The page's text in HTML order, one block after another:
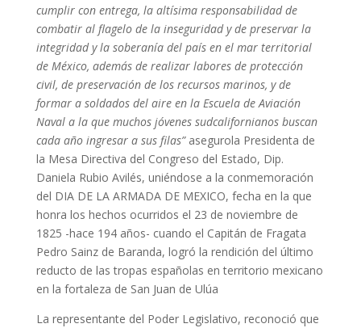
cumplir con entrega, la altísima responsabilidad de
combatir al flagelo de la inseguridad y de preservar la
integridad y la soberanía del país en el mar territorial
de México, además de realizar labores de protección
civil, de preservación de los recursos marinos, y de
formar a soldados del aire en la Escuela de Aviación
Naval a la que muchos jóvenes sudcalifornianos buscan
cada año ingresar a sus filas” asegurola Presidenta de
la Mesa Directiva del Congreso del Estado, Dip.
Daniela Rubio Avilés, uniéndose a la conmemoración
del DIA DE LA ARMADA DE MEXICO, fecha en la que
honra los hechos ocurridos el 23 de noviembre de
1825 -hace 194 años- cuando el Capitán de Fragata
Pedro Sainz de Baranda, logró la rendición del último
reducto de las tropas españolas en territorio mexicano
en la fortaleza de San Juan de Ulúa
La representante del Poder Legislativo, reconoció que